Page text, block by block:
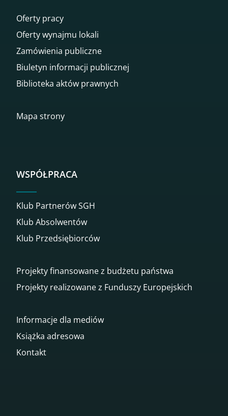
Oferty pracy
Oferty wynajmu lokali
Zamówienia publiczne
Biuletyn informacji publicznej
Biblioteka aktów prawnych
Mapa strony
WSPÓŁPRACA
Klub Partnerów SGH
Klub Absolwentów
Klub Przedsiębiorców
Projekty finansowane z budżetu państwa
Projekty realizowane z Funduszy Europejskich
Informacje dla mediów
Książka adresowa
Kontakt